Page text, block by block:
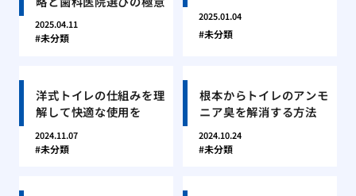
2025.04.11
未分類
2025.01.04
未分類
洋式トイレの仕組みを理
解して快適な使用を
2024.11.07
未分類
根本からトイレのアンモ
ニア臭を解消する方法
2024.10.24
未分類